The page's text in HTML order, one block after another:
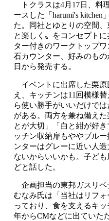
トクラスは4月17日、料
ースした「harumi's kitchen
た。同社とゆとりの空間
と楽しく〟をコンセプト
ター付きのワークトップ
石カウンター、好みのも
日から発売する。
イベントに出席した栗原
え、キッチンは11回模様
ら使い勝手がいいだけで
がある。両方を兼ね備え
とが大切」「白と紺が好
ッチン収納扉もややブル
ンターはグレーに近い人
ないからいいかも。子ど
どと話した。
企画担当の東邦ガスリベ
むなみ氏は「当社はリフ
っており、食を支えるキ
年からCMなどに出ていた